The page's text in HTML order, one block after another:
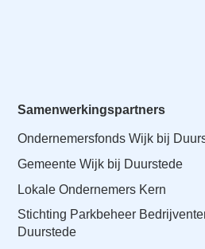
Samenwerkingspartners
Ondernemersfonds Wijk bij
Gemeente Wijk bij Duurstede
Lokale Ondernemers Kern
Stichting Parkbeheer
Duurstede